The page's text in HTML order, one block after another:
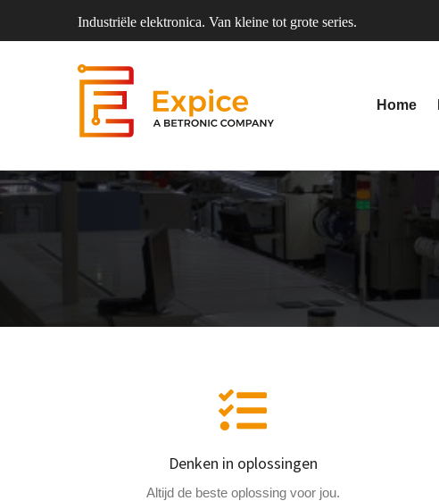
Industriële elektronica. Van kleine tot grote series.
Home
Denken in oplossingen
Altijd de beste oplossing voor jou.